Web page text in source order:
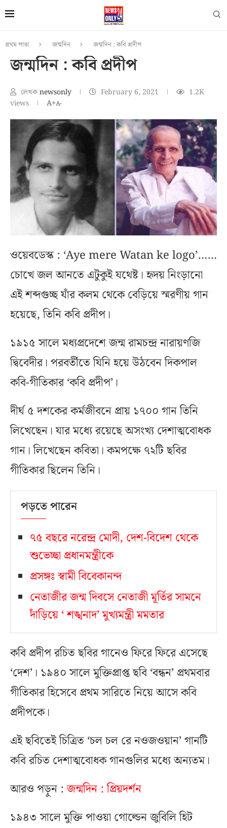
প্রথম পাতা জন্মদিন জন্মদিন : কবি প্রদীপ
জন্মদিন : কবি প্রদীপ
লেখকnewsonly February 6, 2021
1.2K
views
A+A-
ওয়েবডেস্ক : ‘Aye mere Watan ke logo’……
চোখে জল আনতে এটুকুই যথেষ্ট। হৃদয় নিংড়ানো
এই শব্দগুচ্ছ যাঁর কলম থেকে বেড়িয়ে স্মরণীয় গান
হয়েছে, তিনি কবি প্রদীপ।
১৯১৫ সালে মধ‍্যপ্রদেশে জন্ম রামচন্দ্র নারায়ণজি
দ্বিবেদীর। পরবর্তীতে যিনি হয়ে উঠবেন দিকপাল
কবি-গীতিকার ‘কবি প্রদীপ’।
দীর্ঘ ৫ দশকের কর্মজীবনে প্রায় ১৭০০ গান তিনি
লিখেছেন। যার মধ্যে রয়েছে অসংখ্য দেশাত্মবোধক
গান। লিখেছেন কবিতা। কমপক্ষে ৭২টি ছবির
গীতিকার ছিলেন তিনি।
পড়তে পারেন
৭৫ বছরে নরেন্দ্র মোদী, দেশ-বিদেশ থেকে
শুভেচ্ছা প্রধানমন্ত্রীকে
প্রসঙ্গঃ স্বামী বিবেকানন্দ
নেতাজীর জন্ম দিবসে নেতাজী মূর্তির সামনে
দাঁড়িয়ে ‘ শঙ্খনাদ’ মুখ্যমন্ত্রী মমতার
কবি প্রদীপ রচিত ছবির গানেও ফিরে ফিরে এসেছে
‘দেশ’। ১৯৪০ সালে মুক্তিপ্রাপ্ত ছবি ‘বন্ধন’ প্রথমবার
গীতিকার হিসেবে প্রথম সারিতে নিয়ে আসে কবি
প্রদীপকে।
এই ছবিতেই চিত্রিত ‘চল চল রে নওজওয়ান’ গানটি
কবি রচিত দেশাত্মবোধক গানগুলির মধ্যে অন‍্যতম।
আরও পড়ুন :জন্মদিন : প্রিয়দর্শন
১৯৪৩ সালে মুক্তি পাওয়া গোল্ডেন জুবিলি হিট